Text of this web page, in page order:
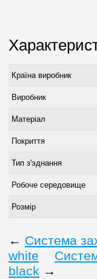
Країна виробник
Виробник
Матеріал
Покриття
Тип з'эднання
Робоче середовище
Розмір
← Система
white
black →